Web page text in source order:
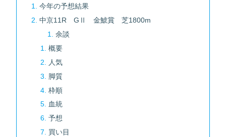
今年の予想結果
中京11R GⅡ 金鯱賞 芝1800m
余談
概要
人気
脚質
枠順
血統
予想
買い目